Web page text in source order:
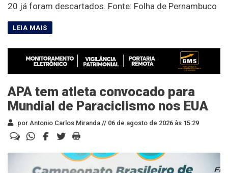
20 já foram descartados. Fonte: Folha de Pernambuco
APA tem atleta convocado para
Mundial de Paraciclismo nos EUA
por Antonio Carlos Miranda // 06 de agosto de 2026 às 15:29